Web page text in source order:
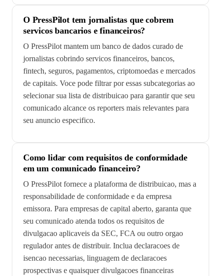
O PressPilot tem jornalistas que cobrem
servicos bancarios e financeiros?
O PressPilot mantem um banco de dados curado de
jornalistas cobrindo servicos financeiros, bancos,
fintech, seguros, pagamentos, criptomoedas e mercados
de capitais. Voce pode filtrar por essas subcategorias ao
selecionar sua lista de distribuicao para garantir que seu
comunicado alcance os reporters mais relevantes para
seu anuncio especifico.
Como lidar com requisitos de conformidade
em um comunicado financeiro?
O PressPilot fornece a plataforma de distribuicao, mas a
responsabilidade de conformidade e da empresa
emissora. Para empresas de capital aberto, garanta que
seu comunicado atenda todos os requisitos de
divulgacao aplicaveis da SEC, FCA ou outro orgao
regulador antes de distribuir. Inclua declaracoes de
isencao necessarias, linguagem de declaracoes
prospectivas e quaisquer divulgacoes financeiras